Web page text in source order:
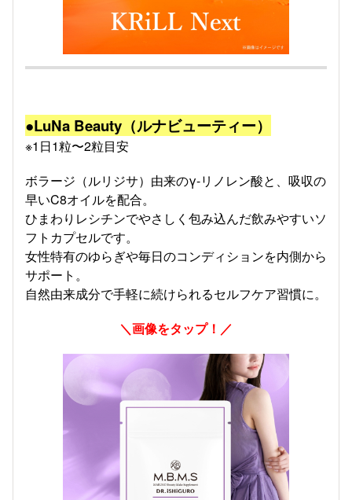
●LuNa Beauty（ルナビューティー）
※1日1粒〜2粒目安
ボラージ（ルリジサ）由来のγ-リノレン酸と、吸収の
早いC8オイルを配合。
ひまわりレシチンでやさしく包み込んだ飲みやすいソ
フトカプセルです。
女性特有のゆらぎや毎日のコンディションを内側から
サポート。
自然由来成分で手軽に続けられるセルフケア習慣に。
＼画像をタップ！／